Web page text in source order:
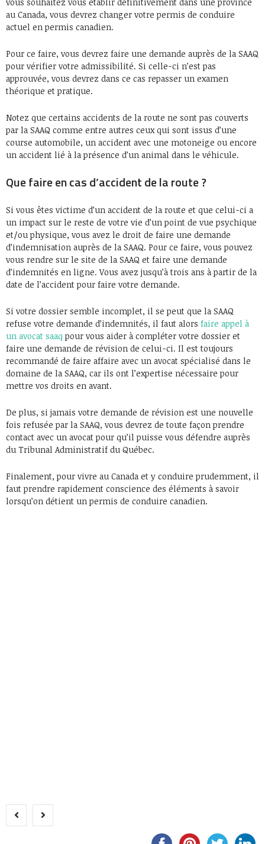
au Canada, vous devrez changer votre permis de conduire
actuel en permis canadien.
Pour ce faire, vous devrez faire une demande auprès de la SAAQ
pour vérifier votre admissibilité. Si celle-ci n’est pas
approuvée, vous devrez dans ce cas repasser un examen
théorique et pratique.
Notez que certains accidents de la route ne sont pas couverts
par la SAAQ comme entre autres ceux qui sont issus d’une
course automobile, un accident avec une motoneige ou encore
un accident lié à la présence d’un animal dans le véhicule.
Que faire en cas d’accident de la route ?
Si vous êtes victime d’un accident de la route et que celui-ci a
un impact sur le reste de votre vie d’un point de vue psychique
et/ou physique, vous avez le droit de faire une demande
d’indemnisation auprès de la SAAQ. Pour ce faire, vous pouvez
vous rendre sur le site de la SAAQ et faire une demande
d’indemnités en ligne. Vous avez jusqu’à trois ans à partir de la
date de l’accident pour faire votre demande.
Si votre dossier semble incomplet, il se peut que la SAAQ
refuse votre demande d’indemnités, il faut alors faire appel à
un avocat saaq pour vous aider à compléter votre dossier et
faire une demande de révision de celui-ci. Il est toujours
recommandé de faire affaire avec un avocat spécialisé dans le
domaine de la SAAQ, car ils ont l’expertise nécessaire pour
mettre vos droits en avant.
De plus, si jamais votre demande de révision est une nouvelle
fois refusée par la SAAQ, vous devrez de toute façon prendre
contact avec un avocat pour qu’il puisse vous défendre auprès
du Tribunal Administratif du Québec.
Finalement, pour vivre au Canada et y conduire prudemment, il
faut prendre rapidement conscience des éléments à savoir
lorsqu’on détient un permis de conduire canadien.